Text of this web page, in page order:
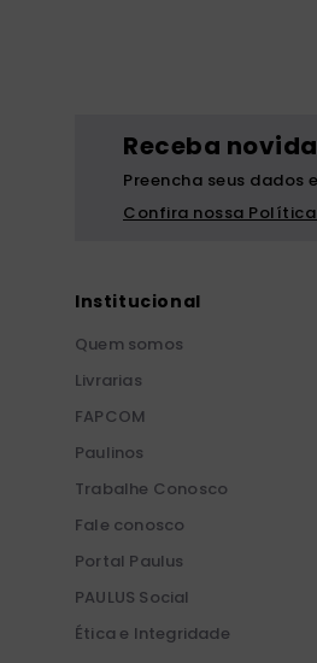
Receba
Preencha seus dados
Confira nossa
Institucional
Quem somos
Livrarias
FAPCOM
Paulinos
Trabalhe Conosco
Fale conosco
Portal Paulus
PAULUS Social
Ética e Integridade